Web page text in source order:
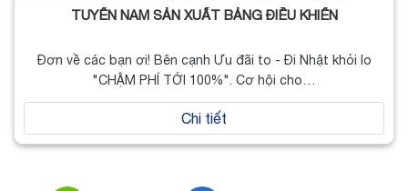
TUYỂN NAM SẢN XUẤT BẢNG ĐIỀU KHIỂN
Đơn về các bạn ơi! Bên cạnh Ưu đãi to - Đi Nhật khỏi lo
"CHẬM PHÍ TỚI 100%". Cơ hội cho…
Chi tiết